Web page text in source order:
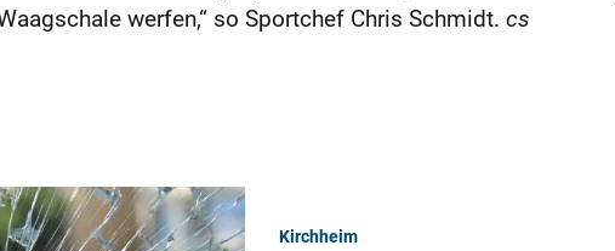
werfen,“ so Sportchef Chris Schmidt. cs
Kirchheim